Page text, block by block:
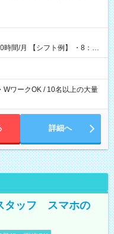
】 ・8：00
WワークOK / 10名以上の大量
詳細へ
タッフ スマホの